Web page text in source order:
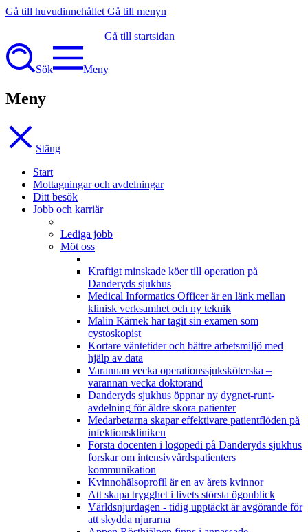
Gå till huvudinnehållet Gå till menyn
Gå till startsidan
Sök Meny
Meny
Stäng
Start
Mottagningar och avdelningar
Ditt besök
Jobb och karriär
Lediga jobb
Möt oss
Kraftigt minskade köer till operation på
Danderyds sjukhus
Medical Informatics Officer är en länk mellan
klinisk verksamhet och ny teknik
Malin Kärnek har tagit sin examen som
cystoskopist
Kortare väntetider och bättre arbetsmiljö med
hjälp av data
Varannan vecka operationssjuksköterska –
varannan vecka doktorand
Danderyds sjukhus öppnar ny dygnet-runt-
avdelning för äldre sköra patienter
Medarbetarna skapar effektivare patientflöden på
infektionskliniken
Första docenten i logopedi på Danderyds sjukhus
forskar om intensivvårdspatienters
kommunikation
Kvinnohälsoprofil är en av årets kvinnor
Att skapa trygghet i livets största ögonblick
Världsnjurdagen - tidig upptäckt är avgörande för
att skydda njurarna